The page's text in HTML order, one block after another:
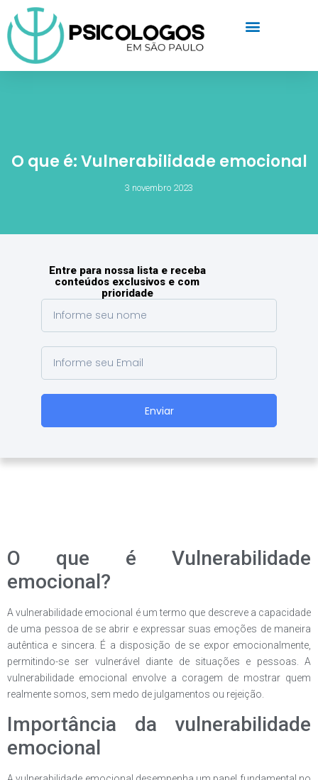
O que é: Vulnerabilidade emocional
3 novembro 2023
Enviar
Entre para nossa lista e receba
conteúdos exclusivos e com
prioridade
O que é Vulnerabilidade
emocional?
A vulnerabilidade emocional é um termo que descreve a capacidade
de uma pessoa de se abrir e expressar suas emoções de maneira
autêntica e sincera. É a disposição de se expor emocionalmente,
permitindo-se ser vulnerável diante de situações e pessoas. A
vulnerabilidade emocional envolve a coragem de mostrar quem
realmente somos, sem medo de julgamentos ou rejeição.
Importância da vulnerabilidade
emocional